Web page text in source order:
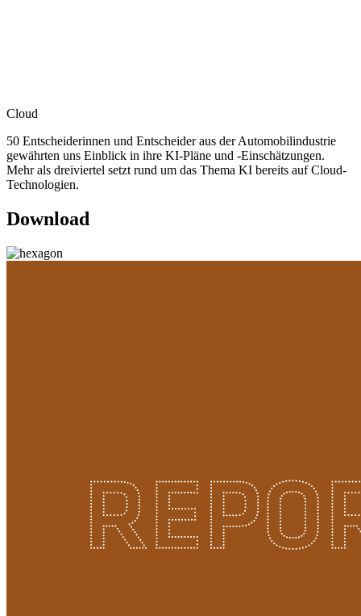
Cloud
50 Entscheiderinnen und Entscheider aus der Automobilindustrie
gewährten uns Einblick in ihre KI-Pläne und -Einschätzungen.
Mehr als dreiviertel setzt rund um das Thema KI bereits auf Cloud-
Technologien.
Download